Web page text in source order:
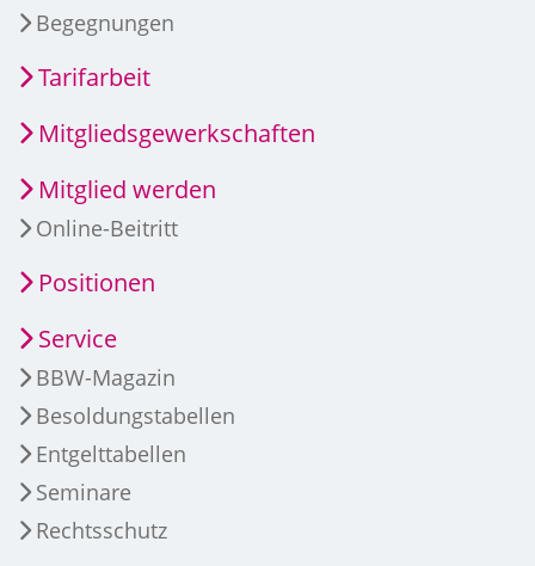
Begegnungen
Tarifarbeit
Mitgliedsgewerkschaften
Mitglied werden
Online-Beitritt
Positionen
Service
BBW-Magazin
Besoldungstabellen
Entgelttabellen
Seminare
Rechtsschutz